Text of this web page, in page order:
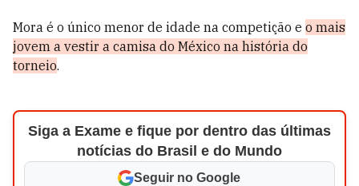
Mora é o único menor de idade na competição e o mais
jovem a vestir a camisa do México na história do
torneio.
Siga a Exame e fique por dentro das últimas
notícias do Brasil e do Mundo
Seguir no Google